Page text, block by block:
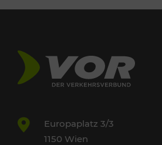
Europaplatz 3/3
1150 Wien